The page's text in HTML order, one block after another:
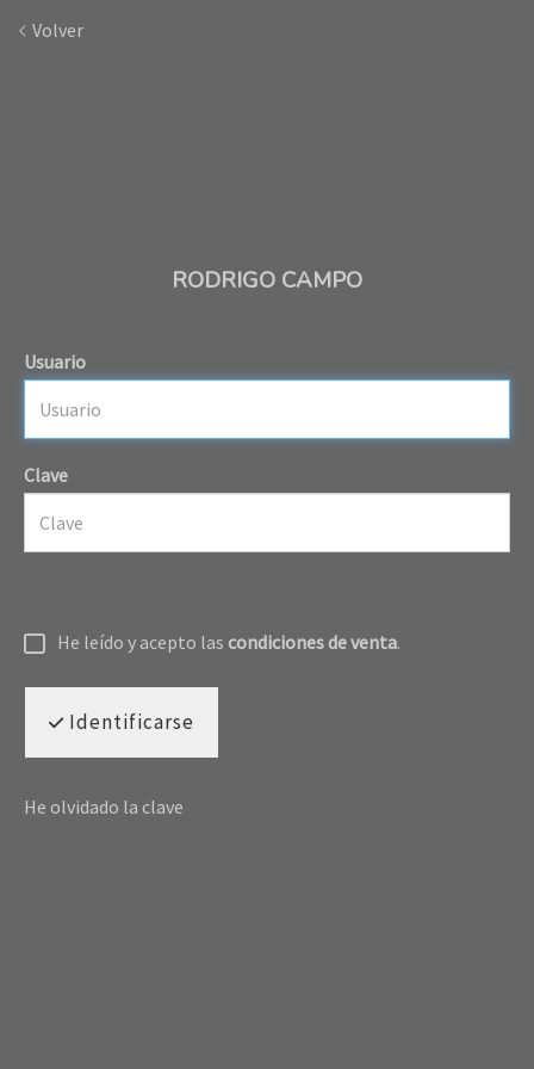
Volver
RODRIGO CAMPO
Usuario
Clave
He leído y acepto las condiciones de venta.
Identificarse
He olvidado la clave